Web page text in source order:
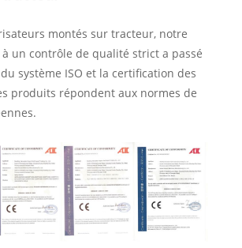
montés sur tracteur, notre
un contrôle de qualité strict a passé
système ISO et la certification des
produits répondent aux normes de